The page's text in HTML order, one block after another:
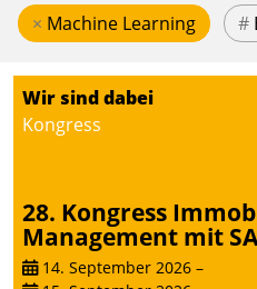
× Machine Learning #
Wir sind dabei
Kongress
28. Kongress
Management mit
14. September 2026 –